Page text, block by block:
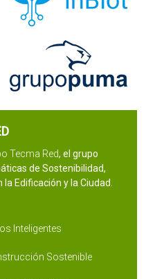
Tecma Red, el grupo
de Sostenibilidad,
Edificación y la Ciudad.
Inteligentes
Sostenible